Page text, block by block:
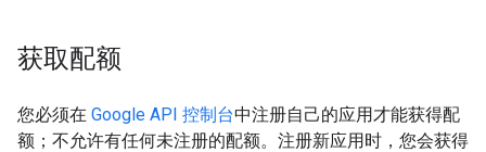
获取配额
您必须在 Google API 控制台中注册自己的应用才能获得配
额；不允许有任何未注册的配额。注册新应用时，您会获得